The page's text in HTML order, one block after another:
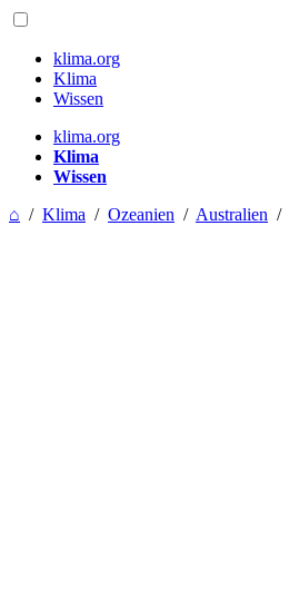
klima.org
Klima
Wissen
klima.org
Klima
Wissen
⌂ / Klima / Ozeanien / Australien /